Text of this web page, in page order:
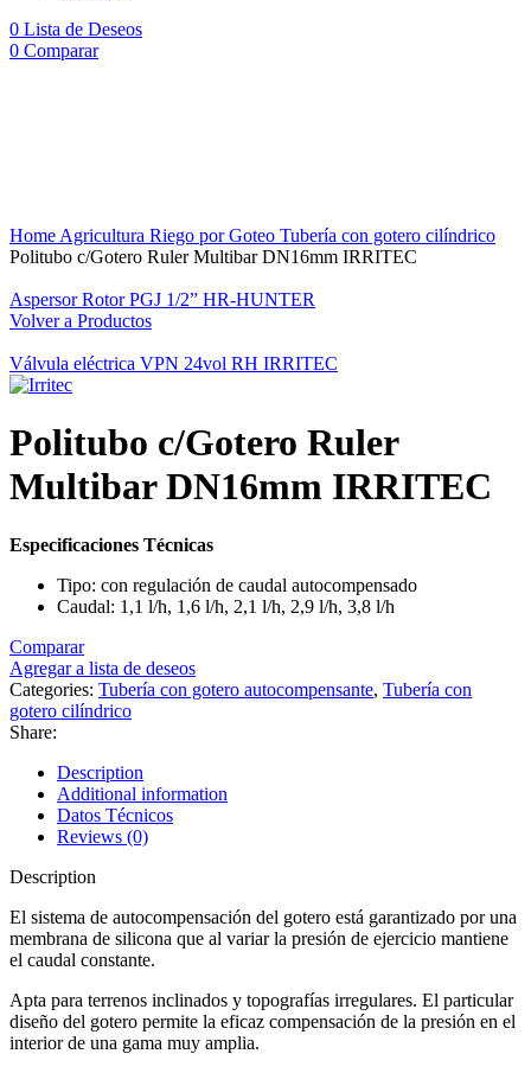
0 Lista de Deseos
0 Comparar
Home Agricultura Riego por Goteo Tubería con gotero cilíndrico
Politubo c/Gotero Ruler Multibar DN16mm IRRITEC
Aspersor Rotor PGJ 1/2” HR-HUNTER
Volver a Productos
Válvula eléctrica VPN 24vol RH IRRITEC
Politubo c/Gotero Ruler
Multibar DN16mm IRRITEC
Especificaciones Técnicas
Tipo: con regulación de caudal autocompensado
Caudal: 1,1 l/h, 1,6 l/h, 2,1 l/h, 2,9 l/h, 3,8 l/h
Comparar
Agregar a lista de deseos
Categories: Tubería con gotero autocompensante, Tubería con
gotero cilíndrico
Share:
Description
Additional information
Datos Técnicos
Reviews (0)
Description
El sistema de autocompensación del gotero está garantizado por una
membrana de silicona que al variar la presión de ejercicio mantiene
el caudal constante.
Apta para terrenos inclinados y topografías irregulares. El particular
diseño del gotero permite la eficaz compensación de la presión en el
interior de una gama muy amplia.